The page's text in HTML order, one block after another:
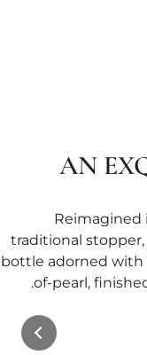
AN
Reimagined
traditional
bottle adorned with
of-pearl,